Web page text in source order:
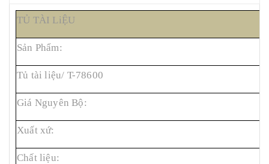
TỦ TÀI LiỆU
Sản Phẩm:
Tủ tài liệu/ T-78600
Giá Nguyên Bộ:
Xuất xứ:
Chất liệu: